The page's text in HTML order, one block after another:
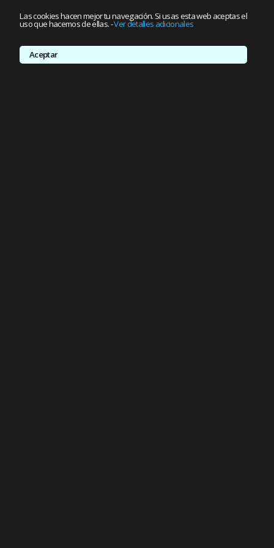
Las cookies hacen mejor tu navegación. Si usas esta web aceptas el
uso que hacemos de ellas.-Ver detalles adicionales
Aceptar